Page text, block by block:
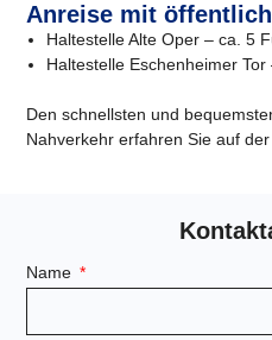
Anreise mit
Haltestelle Alte Oper – ca. 5
Haltestelle Eschenheimer
Den schnellsten und
Nahverkehr erfahren Sie auf
Name